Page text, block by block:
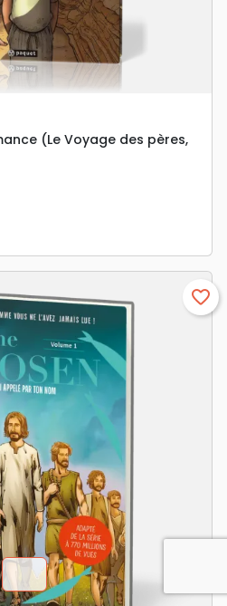
(Le Voyage des pères,
favorite_border